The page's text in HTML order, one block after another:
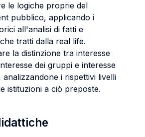
le logiche proprie del
pubblico, applicando i
all'analisi di fatti e
tratti dalla real life.
la distinzione tra interesse
dei gruppi e interesse
analizzandone i rispettivi livelli
istituzioni a ciò preposte.